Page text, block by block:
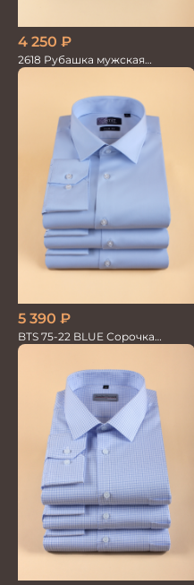
4 250 ₽
2618 Рубашка мужская
кор.рукав трикотажная т.син.
5 390 ₽
BTS 75-22 BLUE Сорочка
мужская лайкра бамбук